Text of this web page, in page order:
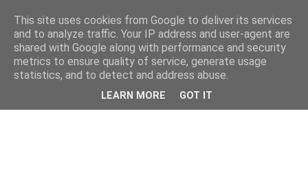
This site uses cookies from Google to deliver its services
and to analyze traffic. Your IP address and user-agent are
shared with Google along with performance and security
metrics to ensure quality of service, generate usage
statistics, and to detect and address abuse.
LEARN MORE GOT IT